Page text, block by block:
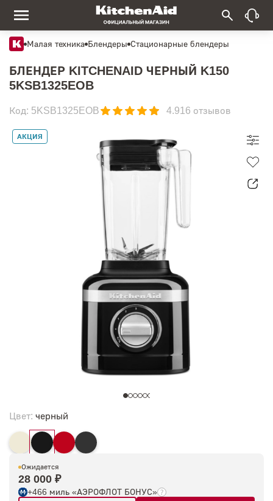
Малая техника Блендеры Стационарные блендеры
БЛЕНДЕР KITCHENAID ЧЕРНЫЙ K150
5KSB1325EOB
Код: 5KSB1325EOB 4.916 отзывов
АКЦИЯ
Цвет: черный
Ожидается
28 000 ₽
+466 миль «АЭРОФЛОТ БОНУС»